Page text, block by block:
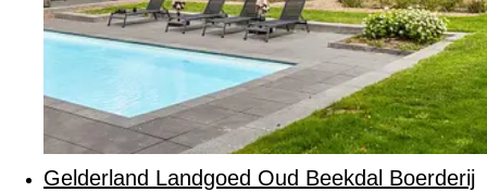
Gelderland Landgoed Oud Beekdal Boerderij